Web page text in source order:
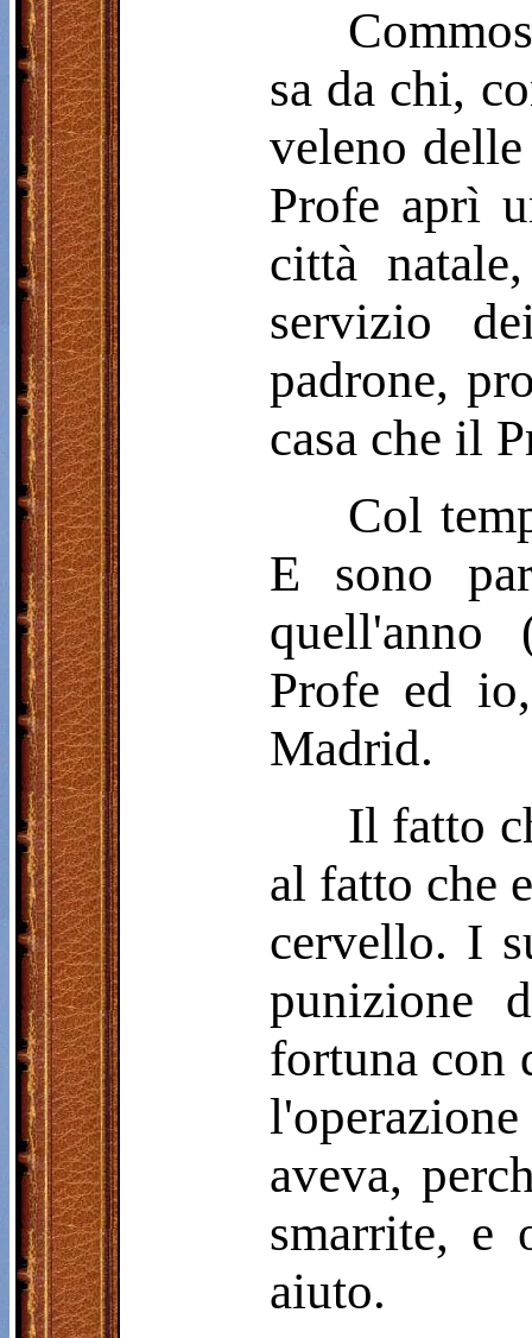
sa da chi,
veleno
Profe aprì
città
servizio
padrone,
casa che il
Col
E sono
quell'anno
Profe ed
Madrid.
Il fatto
al fatto che
cervello. I
punizione
fortuna con
aveva,
smarrite, e
aiuto.